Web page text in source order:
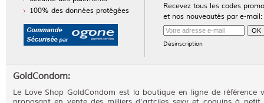
100% des données protégées
Recevez tous les codes
et nos nouveautés par e-mail:
Désinscription
GoldCondom:
Le Love Shop GoldCondom est la boutique en ligne de référence